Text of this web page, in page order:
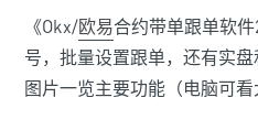
《Okx/欧易合约带单跟单软
号，批量设置跟单，还有实
图片一览主要功能（电脑可看